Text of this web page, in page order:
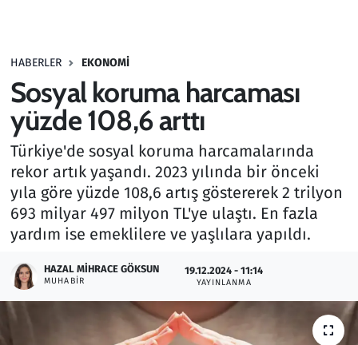
HABERLER EKONOMI
Sosyal koruma harcaması
yüzde 108,6 arttı
Türkiye'de sosyal koruma harcamalarında
rekor artık yaşandı. 2023 yılında bir önceki
yıla göre yüzde 108,6 artış göstererek 2 trilyon
693 milyar 497 milyon TL'ye ulaştı. En fazla
yardım ise emeklilere ve yaşlılara yapıldı.
HAZAL MIHRACE GÖKSUN
MUHABIR
19.12.2024 - 11:14
YAYINLANMA
Haber
Kültür Sanat
Kurumsal Haberler
Lezzet Durağı
Memur ve Kamu
Otomobil